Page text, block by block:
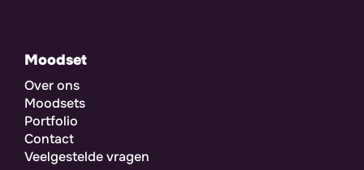
Moodset
Over ons
Moodsets
Portfolio
Contact
Veelgestelde vragen